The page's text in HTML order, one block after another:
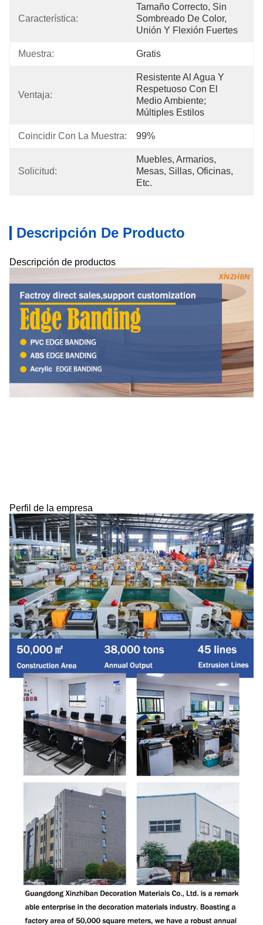
Característica:
Tamaño Correcto, Sin
Sombreado De Color,
Unión Y Flexión Fuertes
Muestra: Gratis
Ventaja:
Resistente Al Agua Y
Respetuoso Con El
Medio Ambiente;
Múltiples Estilos
Coincidir Con La Muestra: 99%
Solicitud:
Muebles, Armarios,
Mesas, Sillas, Oficinas,
Etc.
Descripción De Producto
Descripción de productos
Perfil de la empresa